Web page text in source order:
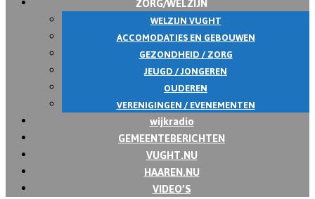
WELZIJN VUGHT
ACCOMODATIES EN GEBOUWEN
GEZONDHEID / ZORG
JEUGD / JONGEREN
OUDEREN
VERENIGINGEN / EVENEMENTEN
wijkradio
GEMEENTEBERICHTEN
VUGHT.NU
HAAREN.NU
VIDEO’S